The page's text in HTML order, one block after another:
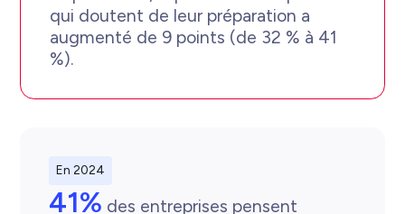
qui doutent de leur préparation a
augmenté de 9 points (de 32 % à 41
%).
En 2024
41% des entreprises pensent